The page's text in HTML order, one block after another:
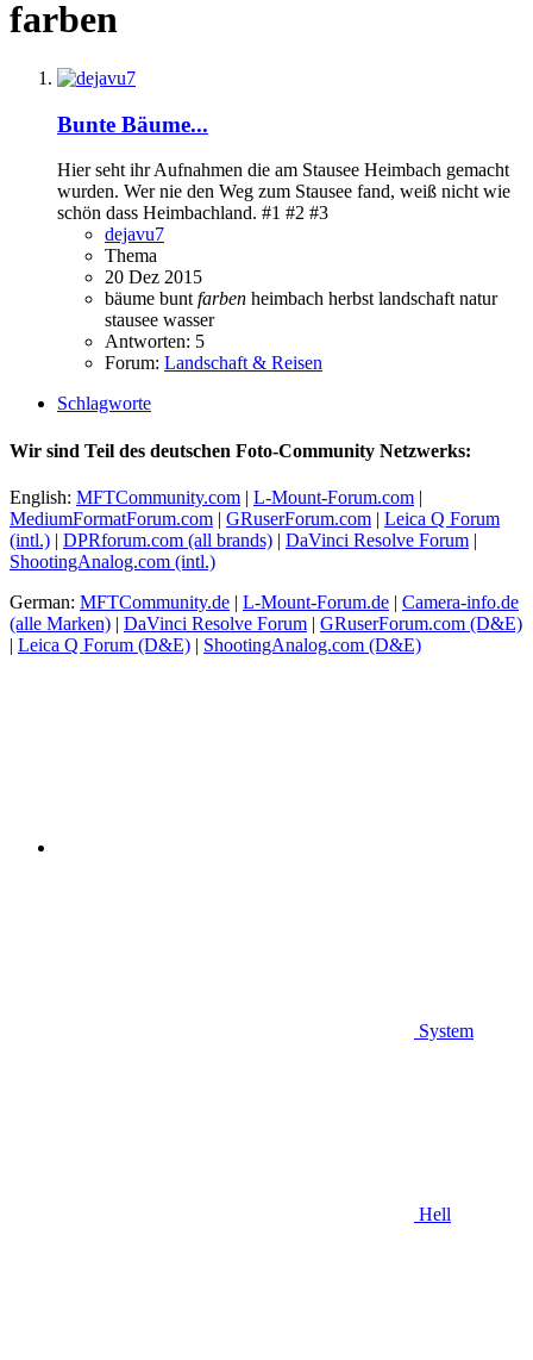
farben
Bunte Bäume...
Hier seht ihr Aufnahmen die am Stausee Heimbach gemacht
wurden. Wer nie den Weg zum Stausee fand, weiß nicht wie
schön dass Heimbachland. #1 #2 #3
dejavu7
Thema
20 Dez 2015
bäume bunt farben heimbach herbst landschaft natur
stausee wasser
Antworten: 5
Forum: Landschaft & Reisen
Schlagworte
Wir sind Teil des deutschen Foto-Community Netzwerks:
English: MFTCommunity.com | L-Mount-Forum.com |
MediumFormatForum.com | GRuserForum.com | Leica Q Forum
(intl.) | DPRforum.com (all brands) | DaVinci Resolve Forum |
ShootingAnalog.com (intl.)
German: MFTCommunity.de | L-Mount-Forum.de | Camera-info.de
(alle Marken) | DaVinci Resolve Forum | GRuserForum.com (D&E)
| Leica Q Forum (D&E) | ShootingAnalog.com (D&E)
System
Hell